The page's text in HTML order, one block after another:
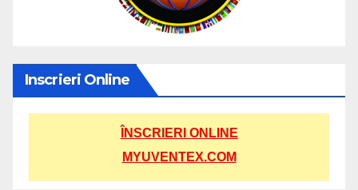
Inscrieri Online
ÎNSCRIERI ONLINE
MYUVENTEX.COM